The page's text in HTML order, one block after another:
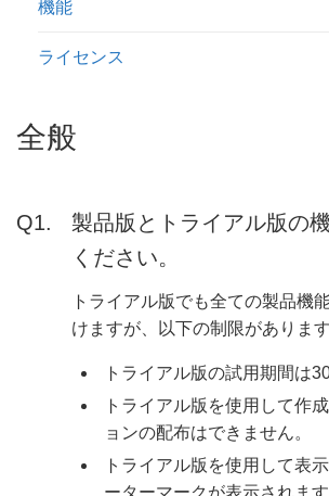
機能
ライセンス
全般
製品版とトライアル版の
ください。
トライアル版でも全ての製品機
けますが、以下の制限があります
トライアル版の試用期間は
トライアル版を使用して作
ョンの配布はできません。
トライアル版を使用して表
ーターマークが表示されます